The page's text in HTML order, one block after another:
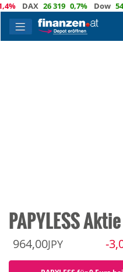
DAX 26 319 0,7% Dow 54 037
PAPYLESS Aktie
964,00JPY -